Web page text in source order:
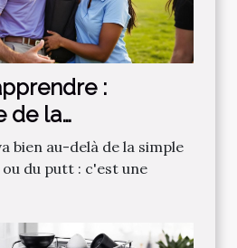
:
de la
dans
du golf
bien au-delà de la simple
du putt : c'est une